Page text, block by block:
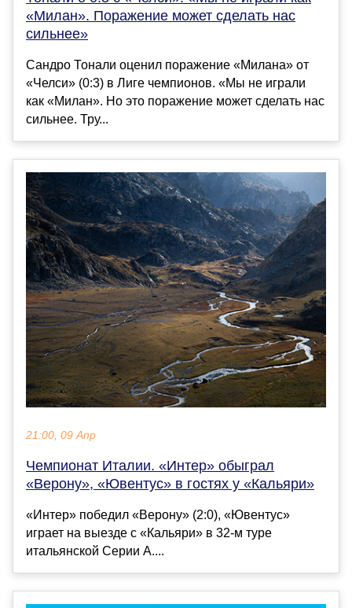
«Милан». Поражение может сделать нас
сильнее»
Сандро Тонали оценил поражение «Милана» от
«Челси» (0:3) в Лиге чемпионов. «Мы не играли
как «Милан». Но это поражение может сделать нас
сильнее. Тру...
21:00, 09 Апр
Чемпионат Италии. «Интер» обыграл
«Верону», «Ювентус» в гостях у «Кальяри»
«Интер» победил «Верону» (2:0), «Ювентус»
играет на выезде с «Кальяри» в 32-м туре
итальянской Серии А....